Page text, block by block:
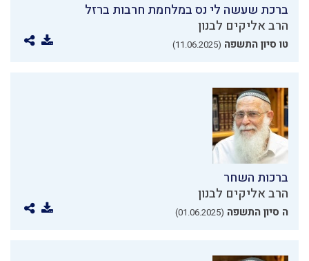
ברכת שעשה לי נס במלחמת חרבות ברזל
הרב אליקים לבנון
טו סיון התשפה (11.06.2025)
ברכות השחר
הרב אליקים לבנון
ה סיון התשפה (01.06.2025)